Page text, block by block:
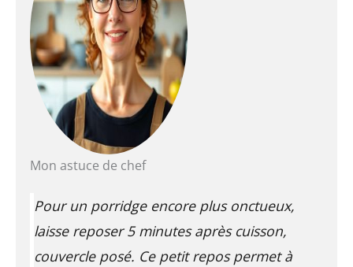
Mon astuce de chef
Pour un porridge encore plus onctueux,
laisse reposer 5 minutes après cuisson,
couvercle posé. Ce petit repos permet à